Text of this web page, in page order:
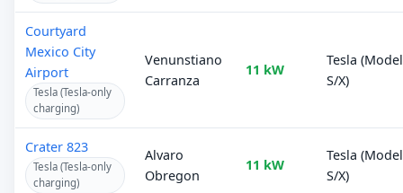
Courtyard
Mexico City
Airport
Tesla (Tesla-only
charging)
Venunstiano
Carranza
11 kW
Tesla (Model
S/X)
Crater 823
Tesla (Tesla-only
charging)
Alvaro
Obregon
11 kW
Tesla (Model
S/X)